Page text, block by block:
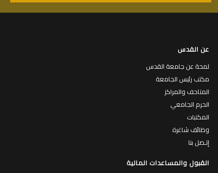
عن القدس
لمحة عن جامعة القدس
مكتب رئيس الجامعة
المتاحف والمراكز
الحرم الجامعي
المكتبات
وظائف شاغرة
إتـصل بنا
القبول والمساعدات المالية